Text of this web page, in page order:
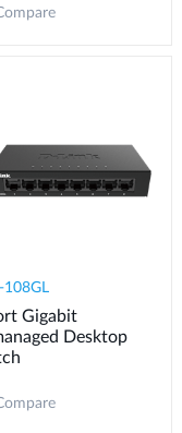
108GL
Gigabit
Desktop